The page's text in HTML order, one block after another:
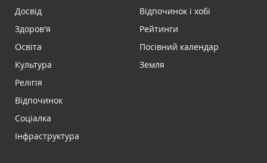
Досвід
Здоров'я
Освіта
Культура
Релігія
Відпочинок
Соціалка
Інфраструктура
Відпочинок і хобі
Рейтинги
Посівний календар
Земля